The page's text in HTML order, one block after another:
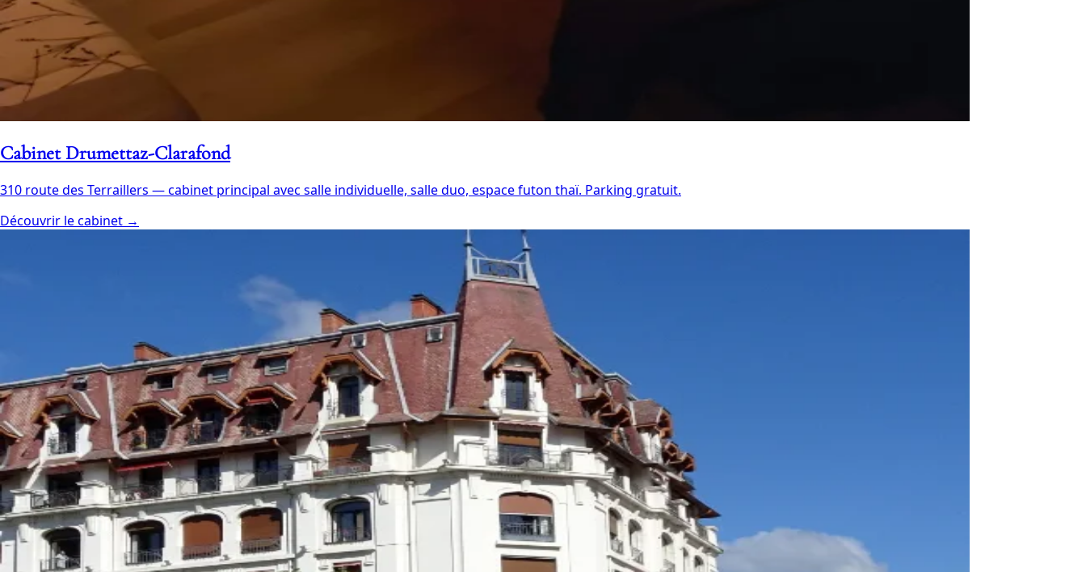
Cabinet Drumettaz-Clarafond
310 route des Terraillers — cabinet principal avec salle individuelle, salle duo, espace futon thaï. Parking gratuit.
Découvrir le cabinet →